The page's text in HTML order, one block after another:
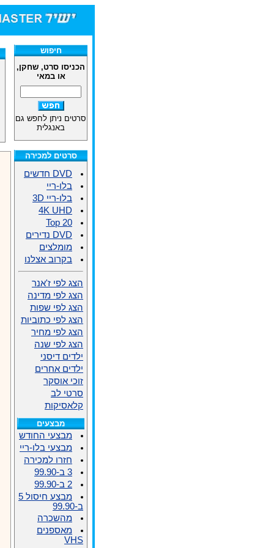
חיפוש
הכניסו סרט, שחקן,
או במאי
סרטים ניתן לחפש גם
באנגלית
סרטים למכירה
DVD חדשים
בלו-ריי
בלו-ריי 3D
4K UHD
Top 20
DVD נדירים
מומלצים
בקרוב אצלנו
הצג לפי ז'אנר
הצג לפי מדינה
הצג לפי שפות
הצג לפי כתוביות
הצג לפי מחיר
הצג לפי שנה
ילדים דיסני
ילדים אחרים
זוכי אוסקר
סרטי לב
קלאסיקות
מבצעים
מבצעי החודש
מבצעי בלו-ריי
חזרו למכירה
3 ב-99.90
2 ב-99.90
מבצע חיסול 5
ב-99.90
מהשכרה
מאספנים
VHS